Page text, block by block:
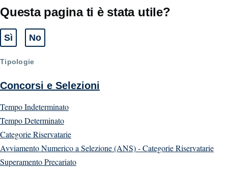
Questa pagina ti è stata utile?
Sì
Tipologie
Concorsi e Selezioni
Tempo Indeterminato
Tempo Determinato
Categorie Riservatarie
Avviamento Numerico a Selezione (ANS) - Categorie Riservatarie
Superamento Precariato